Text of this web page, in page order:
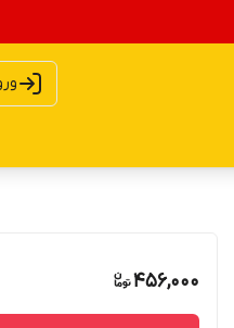
456,000